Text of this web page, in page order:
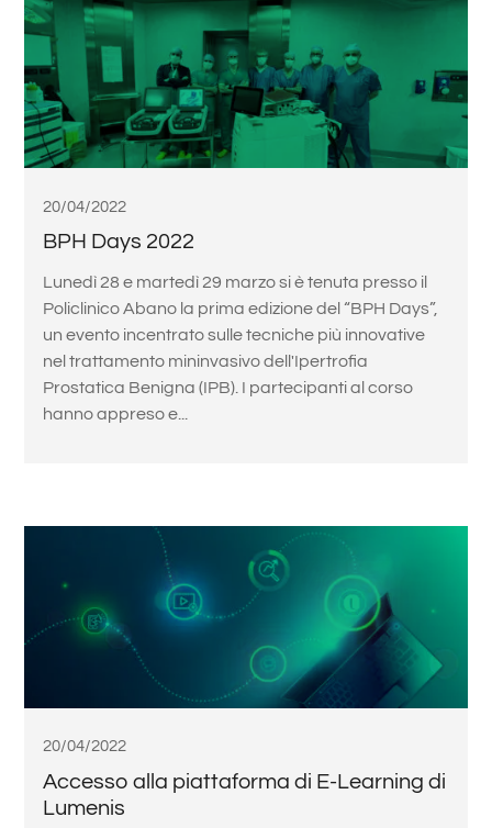
BPH Days 2022
20/04/2022
Lunedì 28 e martedì 29 marzo si è tenuta presso il
Policlinico Abano la prima edizione del “BPH Days”,
un evento incentrato sulle tecniche più innovative
nel trattamento mininvasivo dell'Ipertrofia
Prostatica Benigna (IPB). I partecipanti al corso
hanno appreso e...
Accesso alla piattaforma di E-Learning di
Lumenis
20/04/2022